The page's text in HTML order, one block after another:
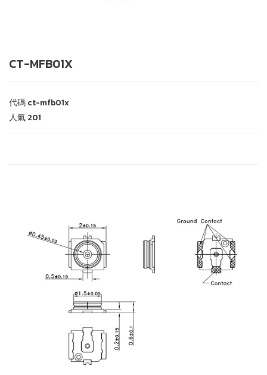
CT-MFB01X
代碼ct-mfb01x
人氣201